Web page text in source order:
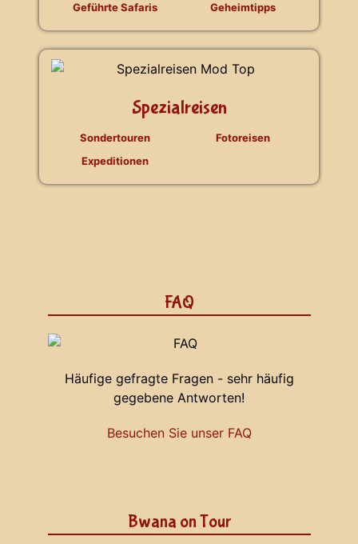
Geführte Safaris
Geheimtipps
Spezialreisen
Sondertouren
Expeditionen
Fotoreisen
FAQ
Häufige gefragte Fragen - sehr häufig
gegebene Antworten!
Besuchen Sie unser FAQ
Bwana on Tour